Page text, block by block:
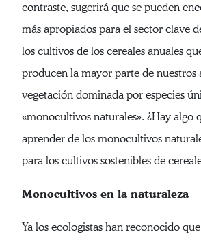
contraste, sugerirá que se pueden
más apropiados para el sector clave
los cultivos de los cereales anuales
producen la mayor parte de nuestros
vegetación dominada por especies
«monocultivos naturales». ¿Hay algo
aprender de los monocultivos
para los cultivos sostenibles de
Monocultivos en la naturaleza
Ya los ecologistas han reconocido